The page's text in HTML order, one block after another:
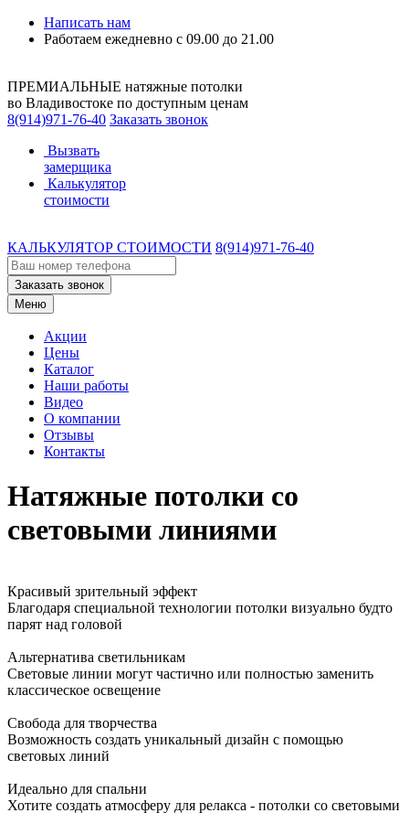
Написать нам
Работаем ежедневно с 09.00 до 21.00
ПРЕМИАЛЬНЫЕ натяжные потолки
во Владивостоке по доступным ценам
8(914)971-76-40 Заказать звонок
Вызвать
замерщика
Калькулятор
стоимости
КАЛЬКУЛЯТОР СТОИМОСТИ 8(914)971-76-40
Заказать звонок
Меню
Акции
Цены
Каталог
Наши работы
Видео
О компании
Отзывы
Контакты
Натяжные потолки со
световыми линиями
Красивый зрительный эффект
Благодаря специальной технологии потолки визуально будто
парят над головой
Альтернатива светильникам
Световые линии могут частично или полностью заменить
классическое освещение
Свобода для творчества
Возможность создать уникальный дизайн с помощью
световых линий
Идеально для спальни
Хотите создать атмосферу для релакса - потолки со световыми